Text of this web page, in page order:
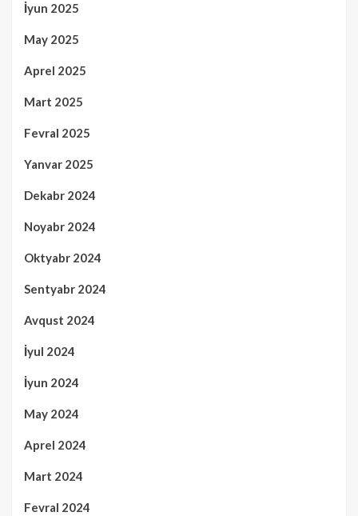
İyun 2025
May 2025
Aprel 2025
Mart 2025
Fevral 2025
Yanvar 2025
Dekabr 2024
Noyabr 2024
Oktyabr 2024
Sentyabr 2024
Avqust 2024
İyul 2024
İyun 2024
May 2024
Aprel 2024
Mart 2024
Fevral 2024